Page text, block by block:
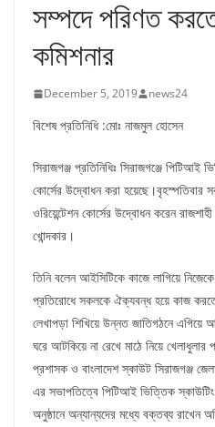
সম্পদে পরিণত
কমিশনার
December 5, 2019 news24
বিশেষ প্রতিনিধি :মোঃ নাজমুল হোসেন
সিরাজগঞ্জ প্রতিনিধিঃ সিরাজগঞ্জে পিটিআই
কোর্সের উদ্বোধন করা হয়েছে।বৃহস্পতিবার
ওরিয়েন্টেশন কোর্সের উদ্বোধন করেন
খােন্দকার।
তিনি বলেন আইসিটিকে কাজে লাগিয়ে
প্রতিরোধে সকলকে ঐক্যবন্ধ হয়ে কাজ করতে
লেখাপড়া শিখিয়ে উন্নত জাতিগঠনে
ঘরে আটকিয়ে না রেখে মাঠে নিয়ে
প্রশাসক ও বাংলাদেশ স্কাউট সিরাজগঞ্জ
এর সভাপতিত্বে পিটিআই ভিত্তিক স্কাউটিং
অনুষ্ঠানে অন্যান্যদের মধ্যে বক্তব্য রাখেন